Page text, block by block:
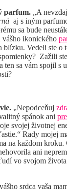
parfum. „A
aj s iným
sa bude
ikonického
blízku. Vedeli ste o
Zažili
ten sa vám spojil s
„Nepodceňuj
spánok ani
svojej životnej
Rady mojej
na každom
ani
vo svojom
srdca vaša